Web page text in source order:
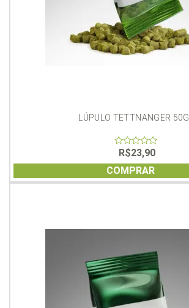
LÚPULO TETTNANGER 50G
of
5
R$23,90
COMPRAR